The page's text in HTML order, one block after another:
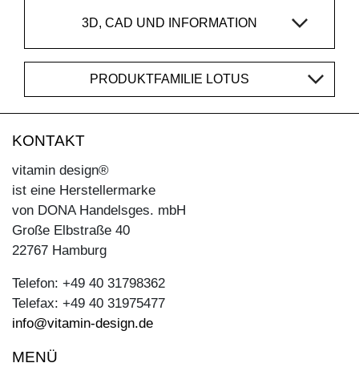
3D, CAD UND INFORMATION
PRODUKTFAMILIE LOTUS
KONTAKT
vitamin design®
ist eine Herstellermarke
von DONA Handelsges. mbH
Große Elbstraße 40
22767 Hamburg
Telefon: +49 40 31798362
Telefax: +49 40 31975477
info@vitamin-design.de
MENÜ